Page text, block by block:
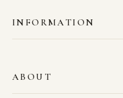
INFORMATION
ABOUT